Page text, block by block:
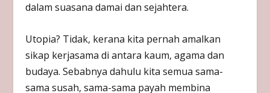
dalam suasana damai dan sejahtera.
Utopia? Tidak, kerana kita pernah amalkan
sikap kerjasama di antara kaum, agama dan
budaya. Sebabnya dahulu kita semua sama-
sama susah, sama-sama payah membina